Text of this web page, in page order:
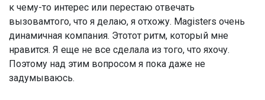
к чему-то интерес или перестаю отвечать
вызовамтого, что я делаю, я отхожу. Magisters очень
динамичная компания. Этотот ритм, который мне
нравится. Я еще не все сделала из того, что яхочу.
Поэтому над этим вопросом я пока даже не
задумываюсь.